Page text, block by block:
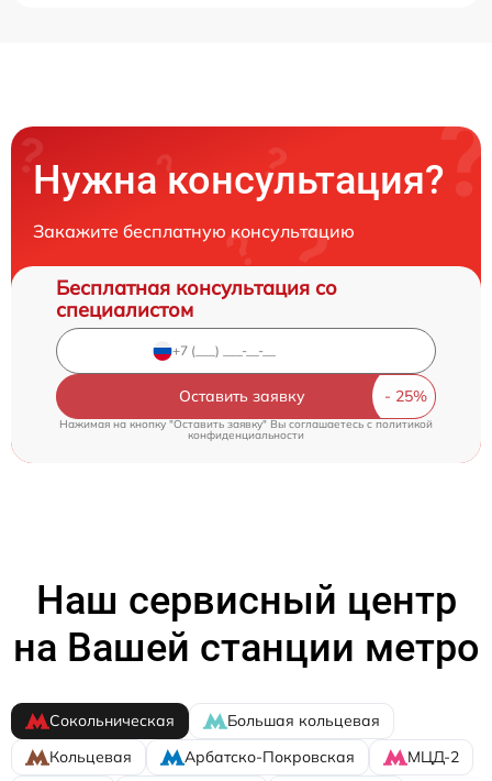
Нужна консультация?
Закажите бесплатную консультацию
Бесплатная консультация со
специалистом
Оставить заявку
Нажимая на кнопку "Оставить заявку" Вы соглашаетесь cполитикой
конфиденциальности
Наш сервисный центр
на Вашей станции метро
Сокольническая
Большая кольцевая
Кольцевая
Арбатско-Покровская
МЦД-2